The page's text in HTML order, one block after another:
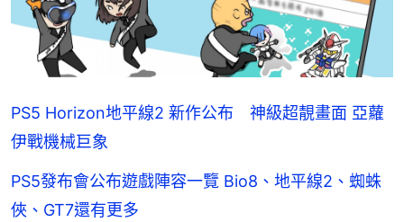
PS5 Horizon地平線2 新作公布 神級超靚畫面 亞蘿
伊戰機械巨象
PS5發布會公布遊戲陣容一覽 Bio8、地平線2、蜘蛛
俠、GT7還有更多